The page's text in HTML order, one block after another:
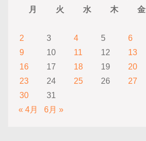
月
火 水 木 金
2
3 4 5 6
9
10 11 12 13
16
17 18 19 20
23
24 25 26 27
30
31
« 4月
6月 »